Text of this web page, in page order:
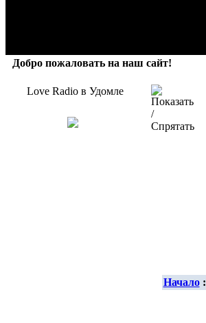
Добро пожаловать на наш сайт!
Love Radio в Удомле
Начало: